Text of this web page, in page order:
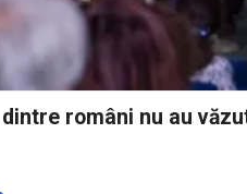
români nu au